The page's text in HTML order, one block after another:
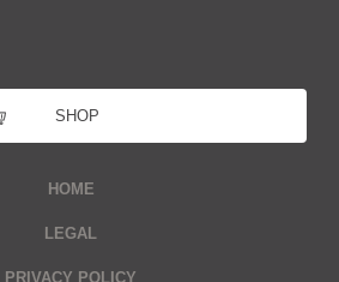
SHOP
HOME
LEGAL
PRIVACY POLICY